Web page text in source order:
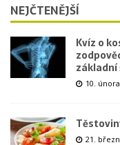
NEJČTENĚJŠÍ
Kvíz o
základní
10.
21.